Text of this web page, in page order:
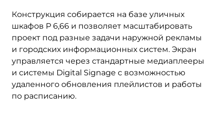
Конструкция собирается на базе уличных
шкафов P 6,66 и позволяет масштабировать
проект под разные задачи наружной рекламы
и городских информационных систем. Экран
управляется через стандартные медиаплееры
и системы Digital Signage с возможностью
удаленного обновления плейлистов и работы
по расписанию.